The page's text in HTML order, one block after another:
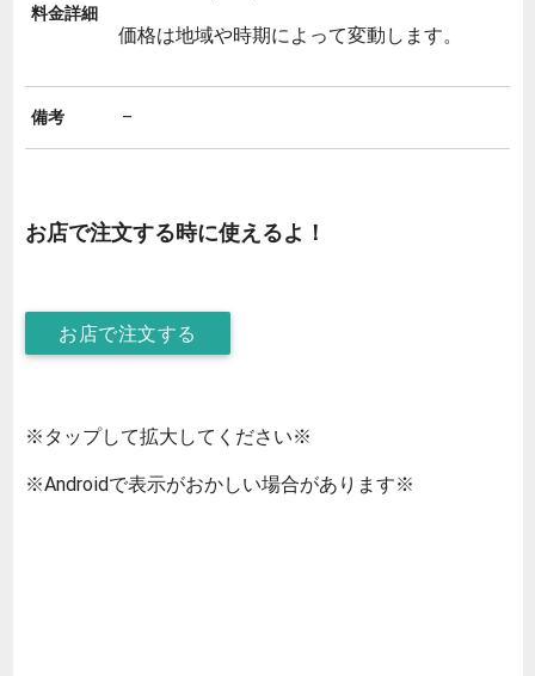
料金詳細
価格は地域や時期によって変動します。
備考 –
お店で注文する時に使えるよ！
お店で注文する
※タップして拡大してください※
※Androidで表示がおかしい場合があります※